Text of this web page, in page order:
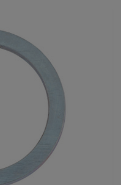
18 mm
73182200910
1.007 g
12 mm